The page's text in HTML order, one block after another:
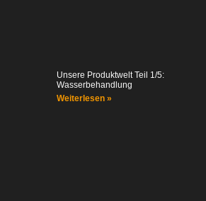
Unsere Produktwelt Teil 1/5:
Wasserbehandlung
Weiterlesen »